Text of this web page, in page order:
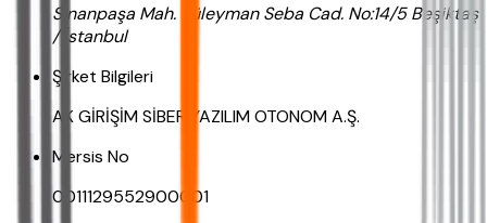
Sinanpaşa Mah. Süleyman Seba Cad. No:14/5 Beşiktaş
/ İstanbul
Şirket Bilgileri
AK GİRİŞİM SİBER YAZILIM OTONOM A.Ş.
Mersis No
0011129552900001